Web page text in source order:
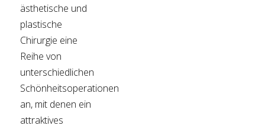
ästhetische und
plastische
Chirurgie eine
Reihe von
unterschiedlichen
Schönheitsoperationen
an, mit denen ein
attraktives